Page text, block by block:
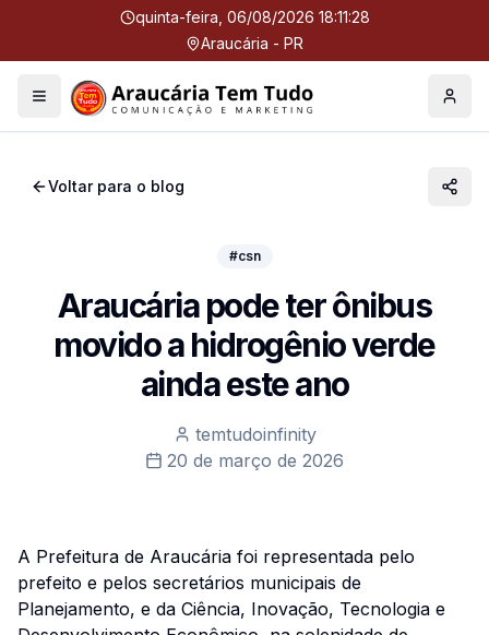
quinta-feira, 06/08/2026 18:11:28
Araucária - PR
Menu Perfil
Voltar para o blog
#csn
Araucária pode ter ônibus
movido a hidrogênio verde
ainda este ano
temtudoinfinity
20 de março de 2026
A Prefeitura de Araucária foi representada pelo
prefeito e pelos secretários municipais de
Planejamento, e da Ciência, Inovação, Tecnologia e